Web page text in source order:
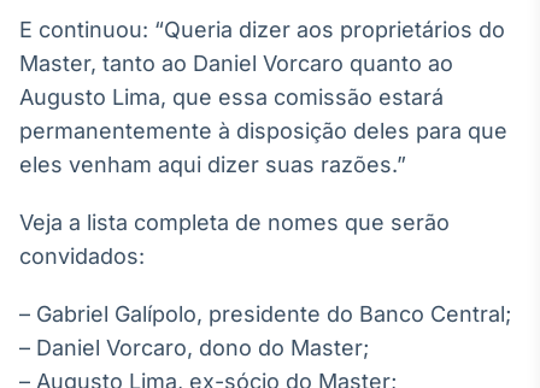
Broadcast
Widgets
Componentes
para conteúdos e
funcionalidades
Broadcast
dados para
displays e telas
E continuou: “Queria dizer aos proprietários do
Master, tanto ao Daniel Vorcaro quanto ao
Augusto Lima, que essa comissão estará
permanentemente à disposição deles para que
eles venham aqui dizer suas razões.”
Veja a lista completa de nomes que serão
convidados:
– Gabriel Galípolo, presidente do Banco Central;
– Daniel Vorcaro, dono do Master;
– Augusto Lima, ex-sócio do Master;